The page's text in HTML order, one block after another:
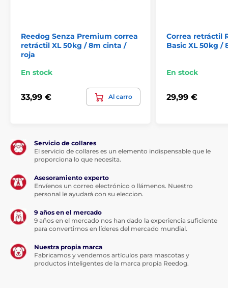
Tanto si le sorprende un encuentro con otro perro, un
transeúnte o un coche que pasa, la correa Reedog
Senza le permite un control preciso accionando
intuitivamente el botón de freno. Con un solo toque,
puede tirar, parar o soltar rápidamente el cable
especial de la correa que nunca se enreda.
Las especificaciones técnicas pueden cambiar sin
carácter ilustrativo.
Reedog Senza Premium correa
retráctil XL 50kg / 8m cinta /
roja
En stock
33,99 € Al carro
Correa retráctil
Basic XL 50kg /
En stock
29,99 €
Servicio de collares
El servicio de collares es un elemento indispensable que le
proporciona lo que necesita.
Asesoramiento experto
Envíenos un correo electrónico o llámenos. Nuestro
personal le ayudará con su eleccion.
9 años en el mercado
9 años en el mercado nos han dado la experiencia suficiente
para convertirnos en líderes del mercado mundial.
Nuestra propia marca
Fabricamos y vendemos artículos para mascotas y
productos inteligentes de la marca propia Reedog.